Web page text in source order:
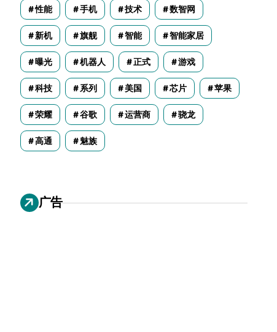
性能 手机 技术 数智网
新机 旗舰 智能 智能家居
曝光 机器人 正式 游戏
科技 系列 美国 芯片 苹果
荣耀 谷歌 运营商 骁龙
高通 魅族
广告